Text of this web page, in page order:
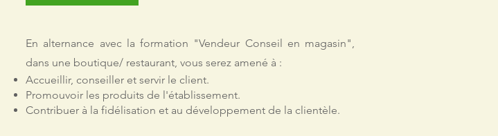
En alternance avec la formation "Vendeur Conseil en magasin",
dans une boutique/ restaurant, vous serez amené à :
Accueillir, conseiller et servir le client.
Promouvoir les produits de l'établissement.
Contribuer à la fidélisation et au développement de la clientèle.